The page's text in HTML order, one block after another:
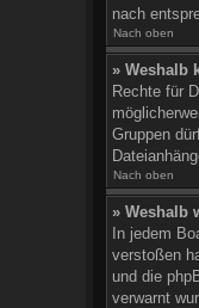
nach
Nach oben
» Weshalb
Rechte für
Gruppen
Nach oben
» Weshalb
In jedem
verstoßen
und die
verwarnt